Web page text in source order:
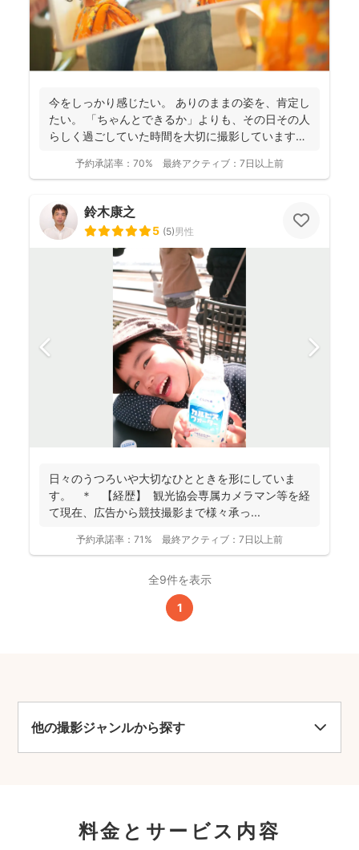
今をしっかり感じたい。 ありのままの姿を、肯定し
たい。 「ちゃんとできるか」よりも、その日その人
らしく過ごしていた時間を大切に撮影しています。
予約承諾率： 70% 最終アクティブ： 7日以上前
鈴木康之
5 (5)男性
日々のうつろいや大切なひとときを形にしていま
す。 ＊ 【経歴】 観光協会専属カメラマン等を経
て現在、広告から競技撮影まで様々承っ...
予約承諾率： 71% 最終アクティブ： 7日以上前
全9件を表示
1
他の撮影ジャンルから探す
料金とサービス内容